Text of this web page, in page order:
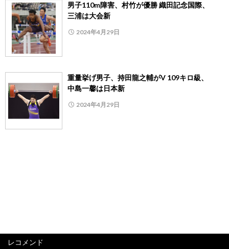
男子110m障害、村竹が優勝 織田記念国際、
三浦は大会新
2024年4月29日
重量挙げ男子、持田龍之輔がV 109キロ級、
中島一馨は日本新
2024年4月29日
レコメンド